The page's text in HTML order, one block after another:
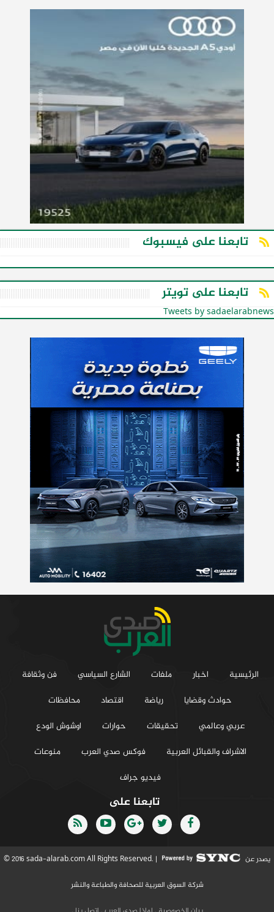
تابعنا على فيسبوك
تابعنا على تويتر
Tweets by sadaelarabnews
الرئيسية اخبار ملفات الشارع السياسي
فن وثقافة
حوادث وقضايا
رياضة اقتصاد
محافظات
عربي وعالمي
تحقيقات حوارات
اوشوش الودع
الاشراف والقبائل العربية
فوكس صدي العرب
منوعات
فيديو جراف
تابعنا على
© 2016 sada-alarab.com All Rights Reserved. | يصدر عن
شركة السوق العربية للصحافة والطباعة والنشر